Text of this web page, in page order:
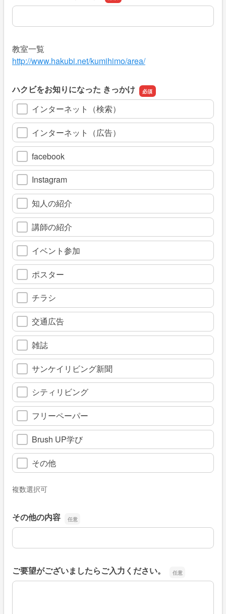
ご希望のエリア（教室）
教室一覧
http://www.hakubi.net/kumihimo/area/
ハクビをお知りになった きっかけ
インターネット（検索）
インターネット（広告）
facebook
Instagram
知人の紹介
講師の紹介
イベント参加
ポスター
チラシ
交通広告
雑誌
サンケイリビング新聞
シティリビング
フリーペーパー
Brush UP学び
その他
複数選択可
その他の内容
その他の内容
ご要望がございましたらご入力ください。
ご要望がございましたらご入力ください。